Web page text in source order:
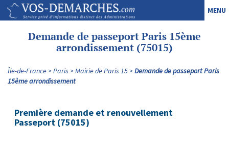
MENU
Demande de passeport Paris 15ème
arrondissement (75015)
Île-de-France Paris Mairie de Paris 15
Demande de passeport Paris
15ème arrondissement
Première demande et renouvellement
Passeport (75015)